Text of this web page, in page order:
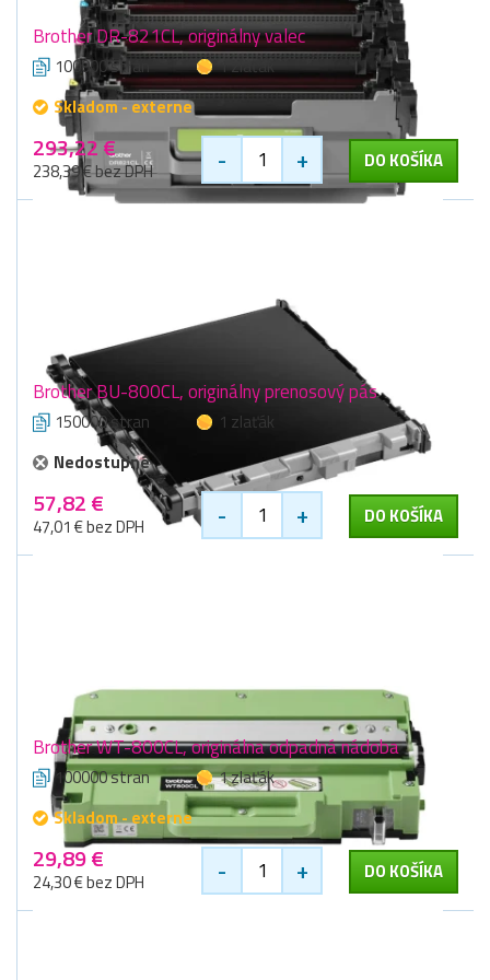
Brother DR-821CL, originálny valec
100000 stran
1 zlaťák
Skladom - externe
293,22 €
238,39 € bez DPH - + DO KOŠÍKA
Brother BU-800CL, originálny prenosový pás
150000 stran
1 zlaťák
Nedostupné
57,82 €
47,01 € bez DPH - + DO KOŠÍKA
Brother WT-800CL, originálna odpadná nádoba
100000 stran
1 zlaťák
Skladom - externe
29,89 €
24,30 € bez DPH - + DO KOŠÍKA